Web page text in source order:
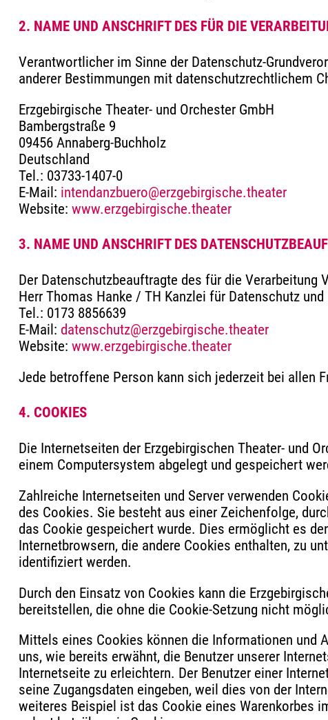
2. NAME UND ANSCHRIFT DES FÜR DIE
Verantwortlicher im Sinne der Datenschutz-
anderer Bestimmungen mit datenschutzrechtlichem
Erzgebirgische Theater- und Orchester GmbH
Bambergstraße 9
09456 Annaberg-Buchholz
Deutschland
Tel.: 03733-1407-0
E-Mail: intendanzbuero@erzgebirgische.theater
Website: www.erzgebirgische.theater
3. NAME UND ANSCHRIFT DES
Der Datenschutzbeauftragte des für die Verarbeitung
Herr Thomas Hanke / TH Kanzlei für Datenschutz und
Tel.: 0173 8856639
E-Mail: datenschutz@erzgebirgische.theater
Website: www.erzgebirgische.theater
Jede betroffene Person kann sich jederzeit bei allen
4. COOKIES
Die Internetseiten der Erzgebirgischen Theater- und
einem Computersystem abgelegt und gespeichert
Zahlreiche Internetseiten und Server verwenden
des Cookies. Sie besteht aus einer Zeichenfolge,
das Cookie gespeichert wurde. Dies ermöglicht es
Internetbrowsern, die andere Cookies enthalten, zu
identifiziert werden.
Durch den Einsatz von Cookies kann die
bereitstellen, die ohne die Cookie-Setzung nicht
Mittels eines Cookies können die Informationen und
uns, wie bereits erwähnt, die Benutzer unserer
Internetseite zu erleichtern. Der Benutzer einer
seine Zugangsdaten eingeben, weil dies von der
weiteres Beispiel ist das Cookie eines Warenkorbes